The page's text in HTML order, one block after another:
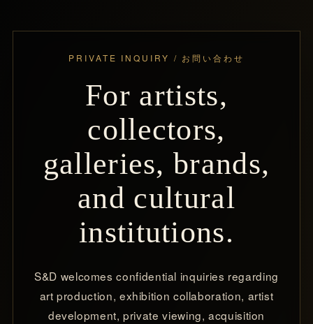
PRIVATE INQUIRY / お問い合わせ
For artists,
collectors,
galleries, brands,
and cultural
institutions.
S&D welcomes confidential inquiries regarding
art production, exhibition collaboration, artist
development, private viewing, acquisition